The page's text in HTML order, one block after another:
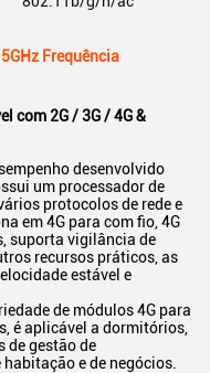
Frequência
com 2G / 3G / 4G &
desenvolvido
um processador de
protocolos de rede e
em 4G para com fio, 4G
suporta vigilância de
recursos práticos, as
estável e
de módulos 4G para
é aplicável a dormitórios,
de gestão de
e de negócios.